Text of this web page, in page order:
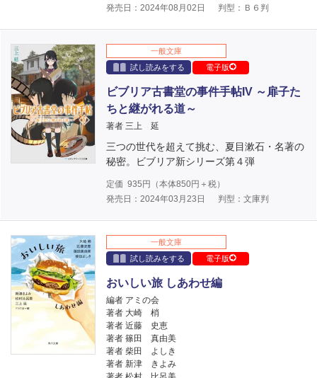
発売日：2024年08月02日
判型：Ｂ６判
一般文庫
試し読みをする
電子版
ビブリア古書堂の事件手帖IV ～扉子た
ちと継がれる道～
著者 三上 延
三つの世代を超えて挑む、夏目漱石・名著の
秘密。ビブリア新シリーズ第４弾
定価 935 円（本体850円＋税）
発売日：2024年03月23日
判型：文庫判
一般文庫
試し読みをする
電子版
おいしい旅 しあわせ編
編者 アミの会
著者 大崎 梢
著者 近藤 史恵
著者 篠田 真由美
著者 柴田 よしき
著者 新津 きよみ